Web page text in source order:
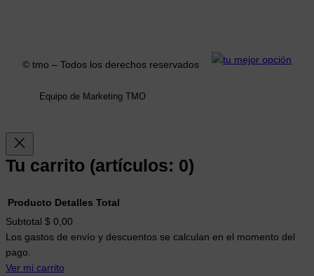
© tmo – Todos los derechos reservados
Equipo de Marketing TMO
Tu carrito (artículos: 0)
Productos
del
carrito
Producto Detalles Total
Subtotal $ 0,00
Los gastos de envío y descuentos se calculan en el momento del
pago.
Ver mi carrito